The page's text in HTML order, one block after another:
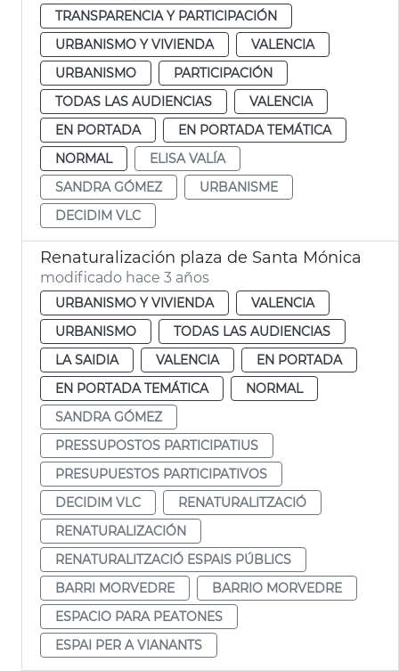
TRANSPARENCIA Y PARTICIPACIÓN
URBANISMO Y VIVIENDA
VALENCIA
URBANISMO
PARTICIPACIÓN
TODAS LAS AUDIENCIAS
VALENCIA
EN PORTADA
EN PORTADA TEMÁTICA
NORMAL
ELISA VALÍA
SANDRA GÓMEZ
URBANISME
DECIDIM VLC
Renaturalización plaza de Santa Mónica
modificado hace 3 años
URBANISMO Y VIVIENDA
VALENCIA
URBANISMO
TODAS LAS AUDIENCIAS
LA SAIDIA
VALENCIA
EN PORTADA
EN PORTADA TEMÁTICA
NORMAL
SANDRA GÓMEZ
PRESSUPOSTOS PARTICIPATIUS
PRESUPUESTOS PARTICIPATIVOS
DECIDIM VLC
RENATURALITZACIÓ
RENATURALIZACIÓN
RENATURALITZACIÓ ESPAIS PÚBLICS
BARRI MORVEDRE
BARRIO MORVEDRE
ESPACIO PARA PEATONES
ESPAI PER A VIANANTS